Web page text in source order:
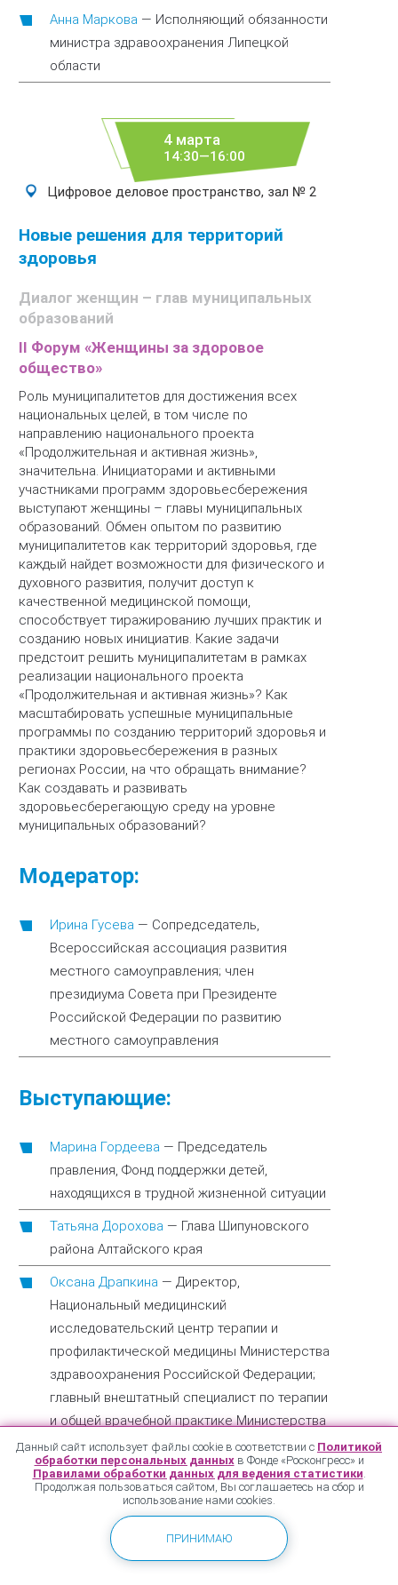
Анна Маркова — Исполняющий обязанности
министра здравоохранения Липецкой
области
4 марта
14:30—16:00
Цифровое деловое пространство, зал № 2
Новые решения для территорий
здоровья
Диалог женщин – глав муниципальных
образований
II Форум «Женщины за здоровое
общество»
Роль муниципалитетов для достижения всех
национальных целей, в том числе по
направлению национального проекта
«Продолжительная и активная жизнь»,
значительна. Инициаторами и активными
участниками программ здоровьесбережения
выступают женщины – главы муниципальных
образований. Обмен опытом по развитию
муниципалитетов как территорий здоровья, где
каждый найдет возможности для физического и
духовного развития, получит доступ к
качественной медицинской помощи,
способствует тиражированию лучших практик и
созданию новых инициатив. Какие задачи
предстоит решить муниципалитетам в рамках
реализации национального проекта
«Продолжительная и активная жизнь»? Как
масштабировать успешные муниципальные
программы по созданию территорий здоровья и
практики здоровьесбережения в разных
регионах России, на что обращать внимание?
Как создавать и развивать
здоровьесберегающую среду на уровне
муниципальных образований?
Модератор:
Ирина Гусева — Сопредседатель,
Всероссийская ассоциация развития
местного самоуправления; член
президиума Совета при Президенте
Российской Федерации по развитию
местного самоуправления
Выступающие:
Марина Гордеева — Председатель
правления, Фонд поддержки детей,
находящихся в трудной жизненной ситуации
Татьяна Дорохова — Глава Шипуновского
района Алтайского края
Оксана Драпкина — Директор,
Национальный медицинский
исследовательский центр терапии и
профилактической медицины Министерства
здравоохранения Российской Федерации;
главный внештатный специалист по терапии
и общей врачебной практике Министерства
здравоохранения Российской Федерации
Инна Колыхматова—Глава
Петрозаводского городского округа
Республики Карелия
Анна Концевая
Заместитель директора
Данный сайт использует файлы cookie в соответствии с Политикой
обработки персональных данныхв Фонде «Росконгресс» и
Правилами обработки данных для ведения статистики.
Продолжая пользоваться сайтом, Вы соглашаетесь на сбор и
использование нами cookies.
ПРИНИМАЮ